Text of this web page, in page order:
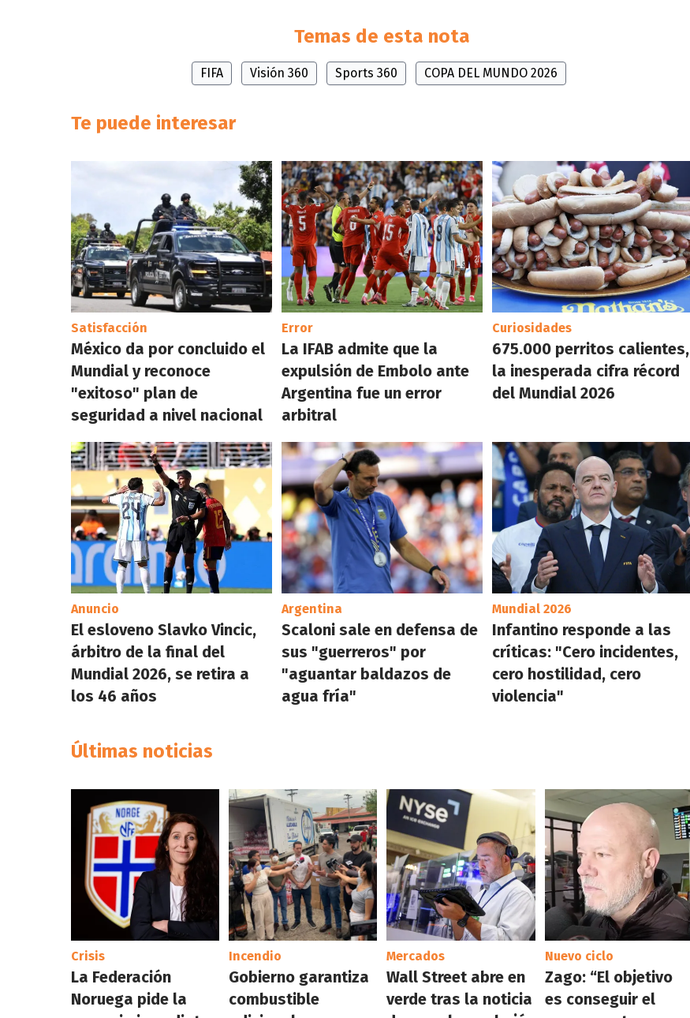
Temas de esta nota
FIFA Visión 360 Sports 360 COPA DEL MUNDO 2026
Te puede interesar
Satisfacción
México da por concluido el
Mundial y reconoce
"exitoso" plan de
seguridad a nivel nacional
Error
La IFAB admite que la
expulsión de Embolo ante
Argentina fue un error
arbitral
Curiosidades
675.000 perritos calientes,
la inesperada cifra récord
del Mundial 2026
Anuncio
El esloveno Slavko Vincic,
árbitro de la final del
Mundial 2026, se retira a
los 46 años
Argentina
Scaloni sale en defensa de
sus "guerreros" por
"aguantar baldazos de
agua fría"
Mundial 2026
Infantino responde a las
críticas: "Cero incidentes,
cero hostilidad, cero
violencia"
Últimas noticias
Crisis
La Federación
Noruega pide la
Incendio
Gobierno garantiza
combustible
Mercados
Wall Street abre en
verde tras la noticia
Nuevo ciclo
Zago: “El objetivo
es conseguir el